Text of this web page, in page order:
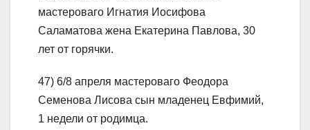
мастероваго Игнатия Иосифова
Саламатова жена Екатерина Павлова, 30
лет от горячки.
47) 6/8 апреля мастероваго Феодора
Семенова Лисова сын младенец Евфимий,
1 недели от родимца.